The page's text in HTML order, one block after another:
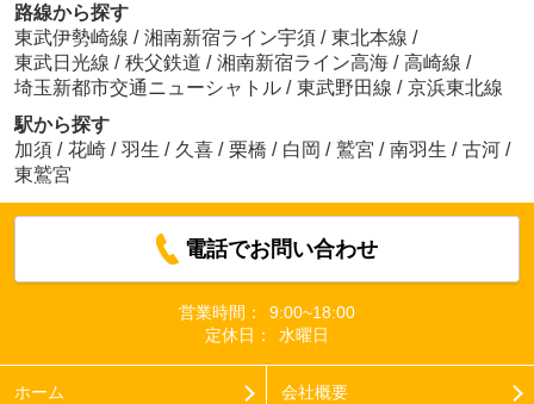
路線から探す
東武伊勢崎線 / 湘南新宿ライン宇須 / 東北本線 /
東武日光線 / 秩父鉄道 / 湘南新宿ライン高海 / 高崎線 /
埼玉新都市交通ニューシャトル / 東武野田線 / 京浜東北線
駅から探す
加須 / 花崎 / 羽生 / 久喜 / 栗橋 / 白岡 / 鷲宮 / 南羽生 / 古河 /
東鷲宮
電話でお問い合わせ
営業時間：
9:00~18:00
定休日：
水曜日
ホーム 会社概要